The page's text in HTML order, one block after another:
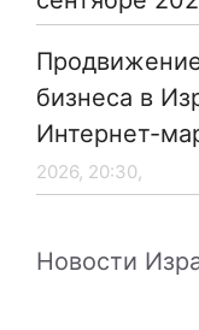
бизнеса в
Интернет-
2026, 20:30,
Новости